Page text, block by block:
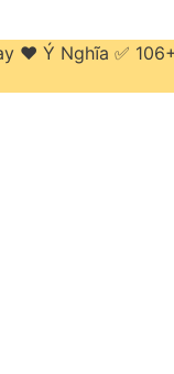
❤️️ Ý Nghĩa ✅